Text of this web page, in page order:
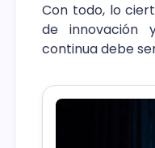
Con todo, lo
de innovación
continua debe